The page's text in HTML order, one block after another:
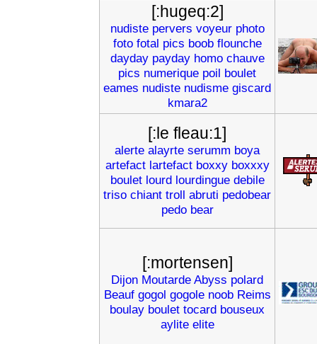
[:hugeq:2]
nudiste pervers voyeur photo
foto fotal pics boob flounche
dayday payday homo chauve
pics numerique poil boulet
eames nudiste nudisme giscard
kmara2
[:le fleau:1]
alerte alayrte serumm boya
artefact lartefact boxxy boxxxy
boulet lourd lourdingue debile
triso chiant troll abruti pedobear
pedo bear
[:mortensen]
Dijon Moutarde Abyss polard
Beauf gogol gogole noob Reims
boulay boulet tocard bouseux
aylite elite